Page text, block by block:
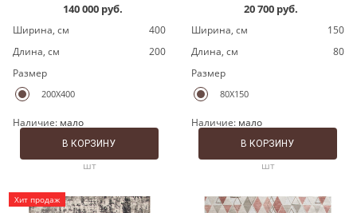
140 000 руб.
Ширина, cм
400
Длина, cм
200
Размер
200X400
Наличие: мало
шт
В КОРЗИНУ
20 700 руб.
Ширина, cм
150
Длина, cм
80
Размер
80X150
Наличие: мало
шт
В КОРЗИНУ
Хит продаж